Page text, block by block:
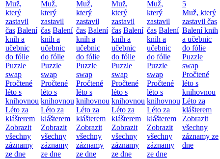
Muž,
který
zastavil
čas Balení
knih a
učebnic
do fólie
Puzzle
swap
Pročtené
léto s
knihovnou
Léto za
klášterem
Zobrazit
všechny
záznamy
ze dne
Muž,
který
zastavil
čas Balení
knih a
učebnic
do fólie
Puzzle
swap
Pročtené
léto s
knihovnou
Léto za
klášterem
Zobrazit
všechny
záznamy
ze dne
Muž,
který
zastavil
čas Balení
knih a
učebnic
do fólie
Puzzle
swap
Pročtené
léto s
knihovnou
Léto za
klášterem
Zobrazit
všechny
záznamy
ze dne
Muž,
který
zastavil
čas Balení
knih a
učebnic
do fólie
Puzzle
swap
Pročtené
léto s
knihovnou
Léto za
klášterem
Zobrazit
všechny
záznamy
ze dne
Muž,
který
zastavil
čas Balení
knih a
učebnic
do fólie
Puzzle
swap
Pročtené
léto s
knihovnou
Léto za
klášterem
Zobrazit
všechny
záznamy
ze dne
5
Muž, který
zastavil čas
Balení knih
a učebnic
do fólie
Puzzle
swap
Pročtené
léto s
knihovnou
Léto za
klášterem
Zobrazit
všechny
záznamy ze
dne